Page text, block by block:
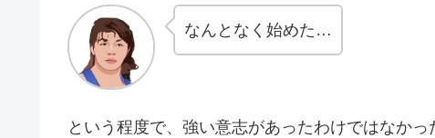
なんとなく始めた…
という程度で、強い意志があったわけではなかっ